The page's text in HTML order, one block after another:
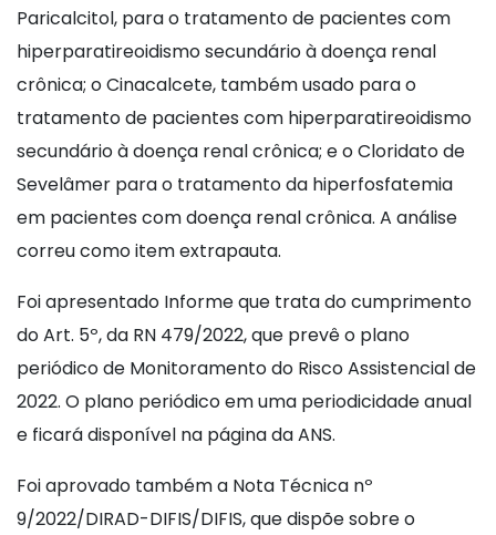
Paricalcitol, para o tratamento de pacientes com
hiperparatireoidismo secundário à doença renal
crônica; o Cinacalcete, também usado para o
tratamento de pacientes com hiperparatireoidismo
secundário à doença renal crônica; e o Cloridato de
Sevelâmer para o tratamento da hiperfosfatemia
em pacientes com doença renal crônica. A análise
correu como item extrapauta.
Foi apresentado Informe que trata do cumprimento
do Art. 5º, da RN 479/2022, que prevê o plano
periódico de Monitoramento do Risco Assistencial de
2022. O plano periódico em uma periodicidade anual
e ficará disponível na página da ANS.
Foi aprovado também a Nota Técnica nº
9/2022/DIRAD-DIFIS/DIFIS, que dispõe sobre o